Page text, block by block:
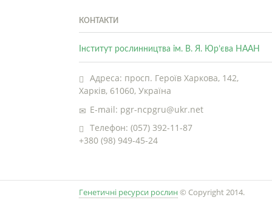
КОНТАКТИ
Інститут рослинництва ім. В. Я. Юр’єва НААН
Адреса: просп. Героїв Харкова, 142,
Харків, 61060, Україна
E-mail: pgr-ncpgru@ukr.net
Телефон: (057) 392-11-87
+380 (98) 949-45-24
Генетичні ресурси рослин © Copyright 2014.